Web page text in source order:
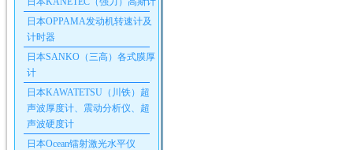
日本OPPAMA发动机转速计及
计时器
日本SANKO（三高）各式膜厚
计
日本KAWATETSU（川铁）超
声波厚度计、震动分析仪、超
声波硬度计
日本Ocean镭射激光水平仪